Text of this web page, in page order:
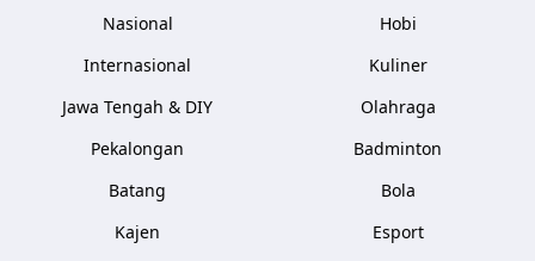
Nasional
Internasional
Jawa Tengah & DIY
Pekalongan
Batang
Kajen
Hobi
Kuliner
Olahraga
Badminton
Bola
Esport